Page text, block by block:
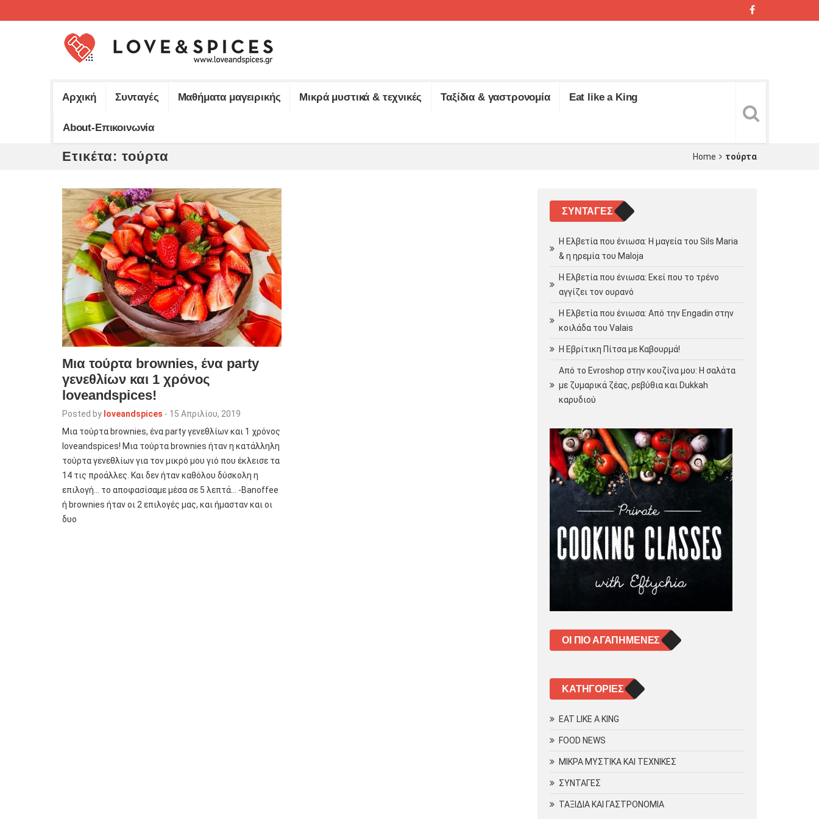
Αρχική Συνταγές Μαθήματα μαγειρικής Μικρά μυστικά & τεχνικές Ταξίδια & γαστρονομία Eat like a King
About-Επικοινωνία
Ετικέτα: τούρτα Home τούρτα
Μια τούρτα brownies, ένα party
γενεθλίων και 1 χρόνος
loveandspices!
Posted by loveandspices - 15 Απριλίου, 2019
Μια τούρτα brownies, ένα party γενεθλίων και 1 χρόνος
loveandspices! Μια τούρτα brownies ήταν η κατάλληλη
τούρτα γενεθλίων για τον μικρό μου γιό που έκλεισε τα
14 τις προάλλες. Και δεν ήταν καθόλου δύσκολη η
επιλογή… το αποφασίσαμε μέσα σε 5 λεπτά… -Βanoffee
ή brownies ήταν οι 2 επιλογές μας, και ήμασταν και οι
δυο
ΣΥΝΤΑΓΈΣ
Η Ελβετία που ένιωσα: Η μαγεία του Sils Maria
& η ηρεμία του Maloja
Η Ελβετία που ένιωσα: Εκεί που το τρένο
αγγίζει τον ουρανό
Η Ελβετία που ένιωσα: Από την Engadin στην
κοιλάδα του Valais
Η Εβρίτικη Πίτσα με Καβουρμά!
Από το Evroshop στην κουζίνα μου: Η σαλάτα
με ζυμαρικά ζέας, ρεβύθια και Dukkah
καρυδιού
ΟΙ ΠΙΟ ΑΓΑΠΗΜΈΝΕΣ
KΑΤΗΓΟΡΊΕΣ
EAT LIKE A KING
FOOD NEWS
ΜΙΚΡΑ ΜΥΣΤΙΚΑ ΚΑΙ ΤΕΧΝΙΚΕΣ
ΣΥΝΤΑΓΕΣ
ΤΑΞΙΔΙΑ ΚΑΙ ΓΑΣΤΡΟΝΟΜΙΑ